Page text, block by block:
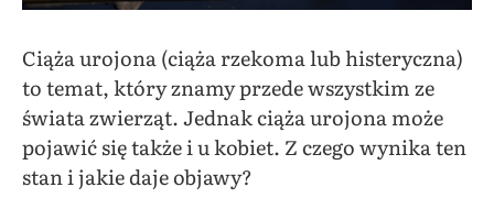
Ciąża urojona (ciąża rzekoma lub histeryczna)
to temat, który znamy przede wszystkim ze
świata zwierząt. Jednak ciąża urojona może
pojawić się także i u kobiet. Z czego wynika ten
stan i jakie daje objawy?